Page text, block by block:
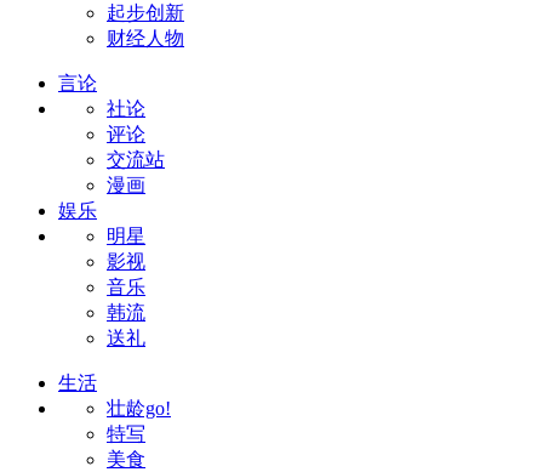
起步创新
财经人物
言论
社论
评论
交流站
漫画
娱乐
明星
影视
音乐
韩流
送礼
生活
壮龄go!
特写
美食